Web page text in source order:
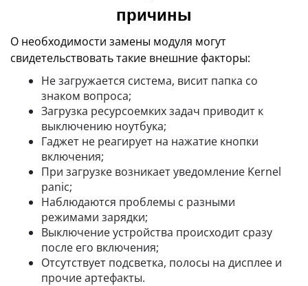
причины
О необходимости замены модуля могут
свидетельствовать такие внешние факторы:
Не загружается система, висит папка со
знаком вопроса;
Загрузка ресурсоемких задач приводит к
выключению ноутбука;
Гаджет не реагирует на нажатие кнопки
включения;
При загрузке возникает уведомление Kernel
panic;
Наблюдаются проблемы с разными
режимами зарядки;
Выключение устройства происходит сразу
после его включения;
Отсутствует подсветка, полосы на дисплее и
прочие артефакты.